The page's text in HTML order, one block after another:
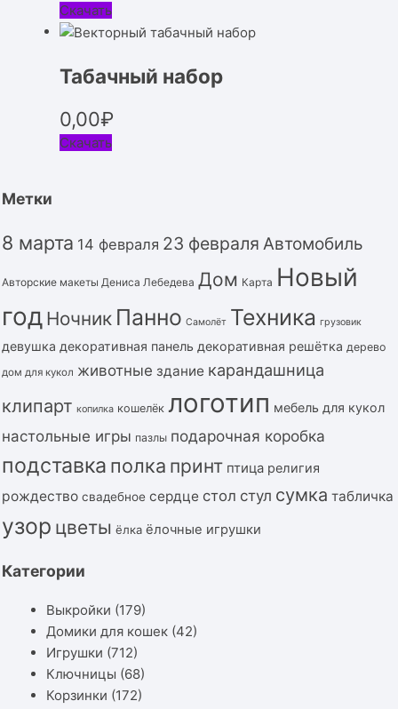
Скачать
Табачный набор
0,00₽
Скачать
Метки
8 марта 14 февраля 23 февраля Автомобиль
Авторские макеты Дениса Лебедева Дом Карта Новый
год Ночник Панно Самолёт Техника грузовик
девушка декоративная панель декоративная решётка дерево
дом для кукол животные здание карандашница
клипарт копилка кошелёк логотип мебель для кукол
настольные игры пазлы подарочная коробка
подставка полка принт птица религия
рождество свадебное сердце стол стул сумка табличка
узор цветы ёлка ёлочные игрушки
Категории
Выкройки (179)
Домики для кошек (42)
Игрушки (712)
Ключницы (68)
Корзинки (172)